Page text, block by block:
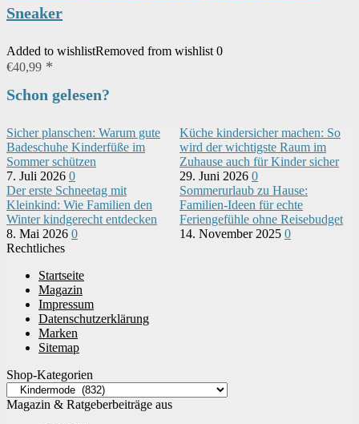
Sneaker
Added to wishlistRemoved from wishlist 0
€40,99
Schon gelesen?
Sicher planschen: Warum gute
Badeschuhe Kinderfüße im
Sommer schützen
7. Juli 2026 0
Küche kindersicher machen: So
wird der wichtigste Raum im
Zuhause auch für Kinder sicher
29. Juni 2026 0
Der erste Schneetag mit
Kleinkind: Wie Familien den
Winter kindgerecht entdecken
8. Mai 2026 0
Sommerurlaub zu Hause:
Familien-Ideen für echte
Feriengefühle ohne Reisebudget
14. November 2025 0
Rechtliches
Startseite
Magazin
Impressum
Datenschutzerklärung
Marken
Sitemap
Shop-Kategorien
Magazin & Ratgeberbeiträge aus